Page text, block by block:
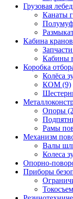
Грузовая
Канаты
Кабина
Кабины
Коробка
Колёса
КОМ (9)
Опоры
Рамы
Механизм
Валы
Колеса
Опорно-
Приборы